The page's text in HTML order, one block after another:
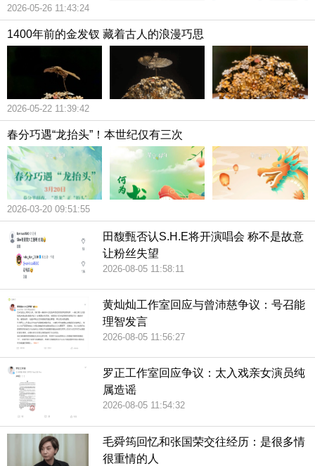
2026-05-26 11:43:24
1400年前的金发钗 藏着古人的浪漫巧思
2026-05-22 11:39:42
春分巧遇“龙抬头”！本世纪仅有三次
2026-03-20 09:51:55
田馥甄否认S.H.E将开演唱会 称不是故意
让粉丝失望
2026-08-05 11:58:11
黄灿灿工作室回应与曾沛慈争议：号召能
理智发言
2026-08-05 11:56:27
罗正工作室回应争议：太入戏亲女演员纯
属造谣
2026-08-05 11:54:32
毛舜筠回忆和张国荣交往经历：是很多情
很重情的人